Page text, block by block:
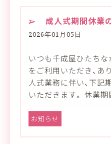
成人式期間休業
2026年01月05日
いつも千成屋ひたち
をご利用いただき、あ
人式業務に伴い、下記
いただきます。 休業期
お知らせ